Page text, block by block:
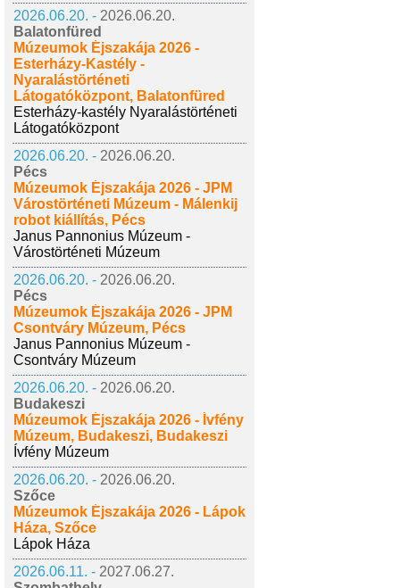
2026.06.20. - 2026.06.20.
Balatonfüred
Múzeumok Éjszakája 2026 -
Esterházy-Kastély -
Nyaralástörténeti
Látogatóközpont, Balatonfüred
Esterházy-kastély Nyaralástörténeti
Látogatóközpont
2026.06.20. - 2026.06.20.
Pécs
Múzeumok Éjszakája 2026 - JPM
Várostörténeti Múzeum - Málenkij
robot kiállítás, Pécs
Janus Pannonius Múzeum -
Várostörténeti Múzeum
2026.06.20. - 2026.06.20.
Pécs
Múzeumok Éjszakája 2026 - JPM
Csontváry Múzeum, Pécs
Janus Pannonius Múzeum -
Csontváry Múzeum
2026.06.20. - 2026.06.20.
Budakeszi
Múzeumok Éjszakája 2026 - Ívfény
Múzeum, Budakeszi, Budakeszi
Ívfény Múzeum
2026.06.20. - 2026.06.20.
Szőce
Múzeumok Éjszakája 2026 - Lápok
Háza, Szőce
Lápok Háza
2026.06.11. - 2027.06.27.